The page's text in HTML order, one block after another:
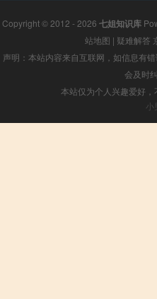
Copyright © 2012 - 2026 七姐知识库
站地图 | 疑难解答
声明：本站内容来自互联网，如信息有
会及时
本站仅为个人兴趣爱好
小